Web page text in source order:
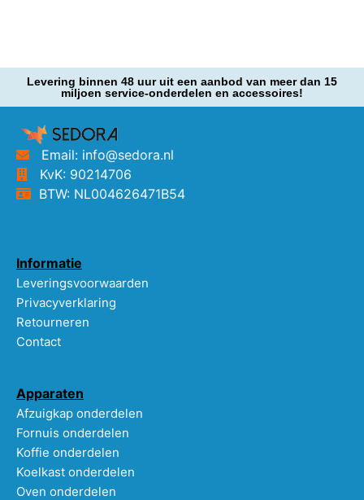
Levering binnen 48 uur uit een aanbod van meer dan 15
miljoen service-onderdelen en accessoires!
Email: info@sedora.nl
KvK: 90214706
BTW: NL004626471B54
Informatie
Leveringsvoorwaarden
Privacyverklaring
Retourneren
Contact
Apparaten
Afzuigkap onderdelen
Fornuis onderdelen
Koffie onderdelen
Koelkast onderdelen
Oven onderdelen